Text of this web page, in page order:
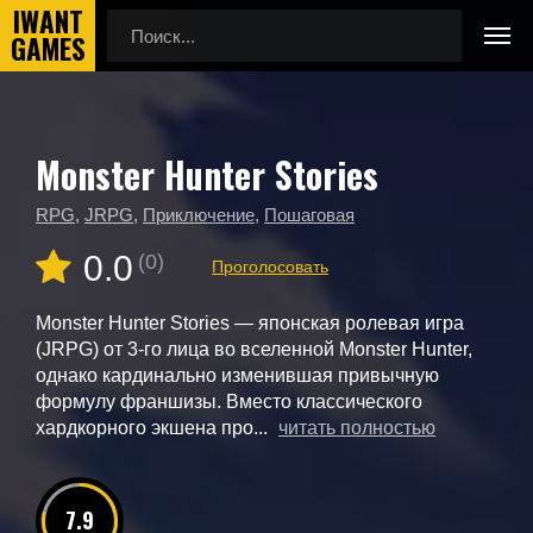
Главная
Новые игры
Monster Hunter Stories
RPG, JRPG, Приключение, Пошаговая
0.0 (0) Проголосовать
Monster Hunter Stories — японская ролевая игра
(JRPG) от 3-го лица во вселенной Monster Hunter,
однако кардинально изменившая привычную
формулу франшизы. Вместо классического
хардкорного экшена про...
читать полностью
7.9